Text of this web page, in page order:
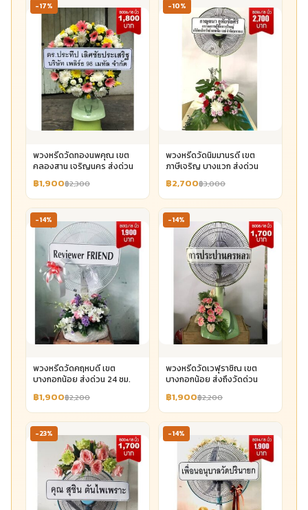
-17%
พวงหรีดวัดทองนพคุณ เขต
คลองสาน เจริญนคร ส่งด่วน
฿1,900฿2,300
-10%
พวงหรีดวัดนิมมานรดี เขต
ภาษีเจริญ บางแวก ส่งด่วน
฿2,700฿3,000
-14%
พวงหรีดวัดคฤหบดี เขต
บางกอกน้อย ส่งด่วน 24 ชม.
฿1,900฿2,200
-14%
พวงหรีดวัดเวฬุราชิณ เขต
บางกอกน้อย ส่งถึงวัดด่วน
฿1,900฿2,200
-23% -14%